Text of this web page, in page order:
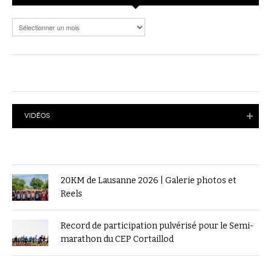
Archives
VIDÉOS
20KM de Lausanne 2026 | Galerie photos et
Reels
Record de participation pulvérisé pour le Semi-
marathon du CEP Cortaillod